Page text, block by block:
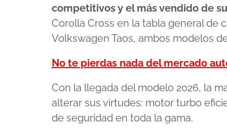
competitivos y el más vendido de
Corolla Cross en la tabla general de
Volkswagen Taos, ambos modelos
No te pierdas nada del mercado
Con la llegada del modelo 2026, la
alterar sus virtudes: motor turbo
de seguridad en toda la gama.